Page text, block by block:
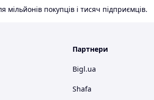
покупців і тисяч підприємців.
Партнери
Bigl.ua
Shafa